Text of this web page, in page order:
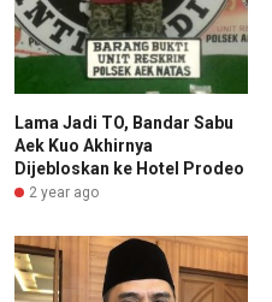
Lama Jadi TO, Bandar Sabu
Aek Kuo Akhirnya
Dijebloskan ke Hotel Prodeo
2 year ago